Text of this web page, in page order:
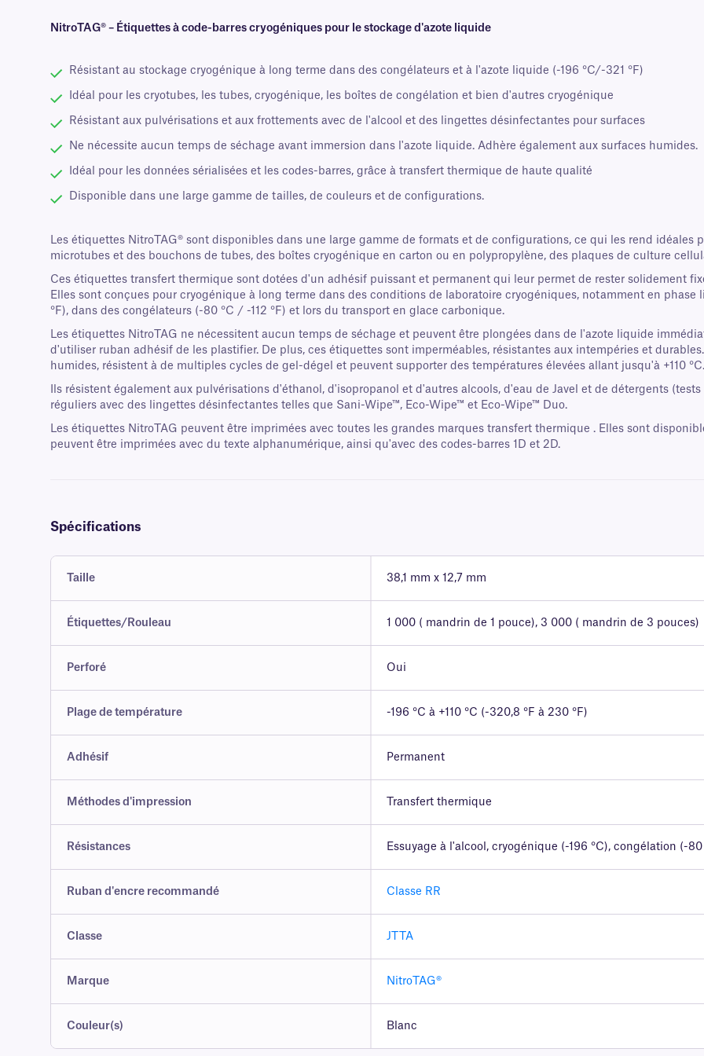
NitroTAG® – Étiquettes à code-barres cryogéniques pour le stockage d'azote liquide
Résistant au stockage cryogénique à long terme dans des congélateurs et à l'azote liquide (-196 °C/-321 °F)
Idéal pour les cryotubes, les tubes, cryogénique, les boîtes de congélation et bien d'autres cryogénique
Résistant aux pulvérisations et aux frottements avec de l'alcool et des lingettes désinfectantes pour surfaces
Ne nécessite aucun temps de séchage avant immersion dans l'azote liquide. Adhère également aux surfaces humides.
Idéal pour les données sérialisées et les codes-barres, grâce à transfert thermique de haute qualité
Disponible dans une large gamme de tailles, de couleurs et de configurations.
Les étiquettes NitroTAG® sont disponibles dans une large gamme de formats et de configurations, ce qui les rend
microtubes et des bouchons de tubes, des boîtes cryogénique en carton ou en polypropylène, des plaques de culture
Ces étiquettes transfert thermique sont dotées d'un adhésif puissant et permanent qui leur permet de rester solidement
Elles sont conçues pour cryogénique à long terme dans des conditions de laboratoire cryogéniques, notamment en
°F), dans des congélateurs (-80 °C / -112 °F) et lors du transport en glace carbonique.
Les étiquettes NitroTAG ne nécessitent aucun temps de séchage et peuvent être plongées dans de l'azote liquide
d'utiliser ruban adhésif de les plastifier. De plus, ces étiquettes sont imperméables, résistantes aux intempéries et
humides, résistent à de multiples cycles de gel-dégel et peuvent supporter des températures élevées allant jusqu'à +110 °C.
Ils résistent également aux pulvérisations d'éthanol, d'isopropanol et d'autres alcools, d'eau de Javel et de détergents
réguliers avec des lingettes désinfectantes telles que Sani-Wipe™, Eco-Wipe™ et Eco-Wipe™ Duo.
Les étiquettes NitroTAG peuvent être imprimées avec toutes les grandes marques transfert thermique . Elles sont
peuvent être imprimées avec du texte alphanumérique, ainsi qu'avec des codes-barres 1D et 2D.
Spécifications
Taille 38,1 mm x 12,7 mm
Étiquettes/Rouleau 1 000 ( mandrin de 1 pouce), 3 000 ( mandrin de 3 pouces)
Perforé Oui
Plage de température -196 °C à +110 °C (-320,8 °F à 230 °F)
Adhésif Permanent
Méthodes d'impression Transfert thermique
Résistances Essuyage à l'alcool, cryogénique (-196 °C), congélation (-80
Ruban d'encre recommandé Classe RR
Classe JTTA
Marque NitroTAG®
Couleur(s) Blanc